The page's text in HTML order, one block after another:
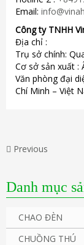
Email:
Công ty TNHH
Địa chỉ :
Trụ sở chính:
Cơ sở sản xuất :
Văn phòng đại
Chí Minh – Việt
Previous
Danh mục
CHAO ĐÈN
CHUỒNG THÚ